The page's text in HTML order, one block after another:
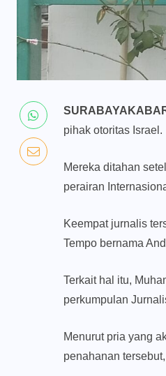
pihak otoritas Israel.
Mereka ditahan
perairan
Keempat jurnalis
Tempo bernama
Terkait hal itu,
perkumpulan
Menurut pria yang
penahanan